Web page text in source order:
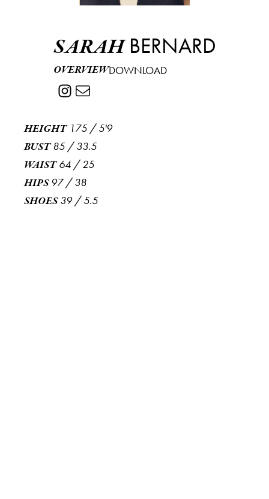
SARAHBERNARD
OVERVIEWDOWNLOAD
HEIGHT 175 /5'9
BUST 85 /33.5
WAIST 64 /25
HIPS 97/38
SHOES 39/5.5